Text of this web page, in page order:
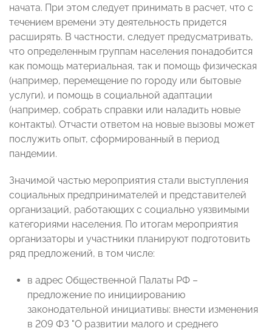
начата. При этом следует принимать в расчет, что с
течением времени эту деятельность придется
расширять. В частности, следует предусматривать,
что определенным группам населения понадобится
как помощь материальная, так и помощь физическая
(например, перемещение по городу или бытовые
услуги), и помощь в социальной адаптации
(например, собрать справки или наладить новые
контакты). Отчасти ответом на новые вызовы может
послужить опыт, сформированный в период
пандемии.
Значимой частью мероприятия стали выступления
социальных предпринимателей и представителей
организаций, работающих с социально уязвимыми
категориями населения. По итогам мероприятия
организаторы и участники планируют подготовить
ряд предложений, в том числе:
в адрес Общественной Палаты РФ –
предложение по инициированию
законодательной инициативы: внести изменения
в 209 ФЗ "О развитии малого и среднего